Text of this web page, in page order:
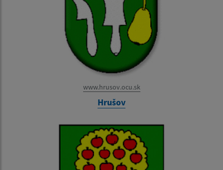
www.hrusov.ocu.sk
Hrušov